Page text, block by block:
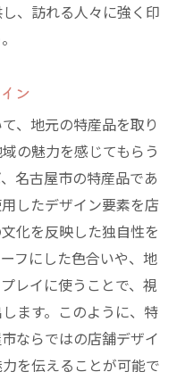
、訪れる人々に強く印
ン
、地元の特産品を取り
の魅力を感じてもらう
名古屋市の特産品であ
したデザイン要素を店
化を反映した独自性を
フにした色合いや、地
レイに使うことで、視
ます。このように、特
ならではの店舗デザイ
を伝えることが可能で